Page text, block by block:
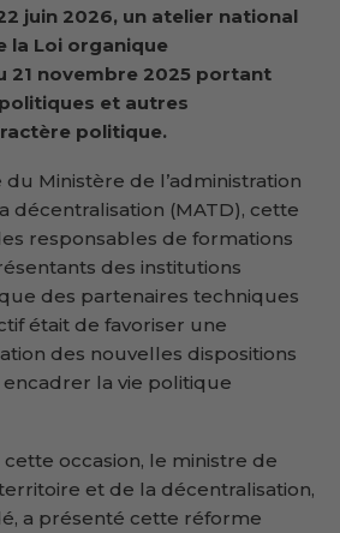
juin 2026, un atelier national
la Loi organique
21 novembre 2025 portant
et autres
politique.
du Ministère de l’administration
décentralisation (MATD), cette
responsables de formations
des institutions
des partenaires techniques
était de favoriser une
des nouvelles dispositions
la vie politique
occasion, le ministre de
et de la décentralisation,
a présenté cette réforme